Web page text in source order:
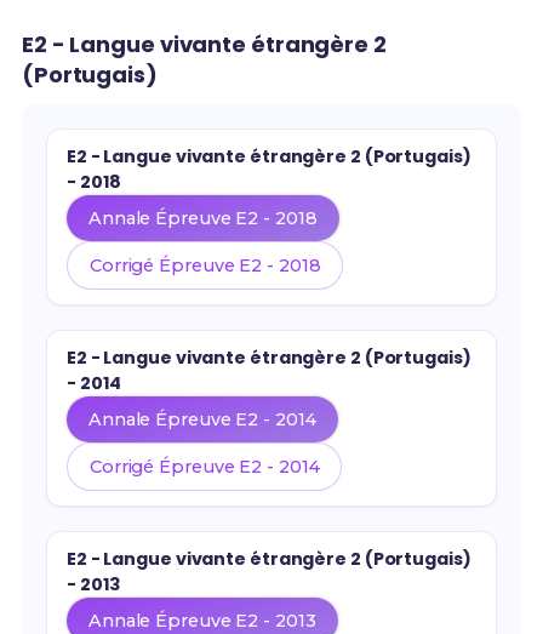
E2 - Langue vivante étrangère 2
(Portugais)
E2 - Langue vivante étrangère 2 (Portugais)
- 2018
Annale Épreuve E2 - 2018
Corrigé Épreuve E2 - 2018
E2 - Langue vivante étrangère 2 (Portugais)
- 2014
Annale Épreuve E2 - 2014
Corrigé Épreuve E2 - 2014
E2 - Langue vivante étrangère 2 (Portugais)
- 2013
Annale Épreuve E2 - 2013